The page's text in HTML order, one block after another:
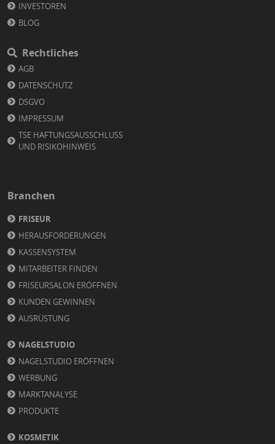
INVESTOREN
BLOG
Rechtliches
AGB
DATENSCHUTZ
DSGVO
IMPRESSUM
TSE HAFTUNGSAUSSCHLUSS
UND RISIKOHINWEIS
Branchen
FRISEUR
HERAUSFORDERUNGEN
KASSENSYSTEM
MITARBEITER FINDEN
FRISEURSALON ERÖFFNEN
KUNDEN GEWINNEN
AUSRÜSTUNG
NAGELSTUDIO
NAGELSTUDIO ERÖFFNEN
WERBUNG
MARKTANALYSE
PRODUKTE
KOSMETIK